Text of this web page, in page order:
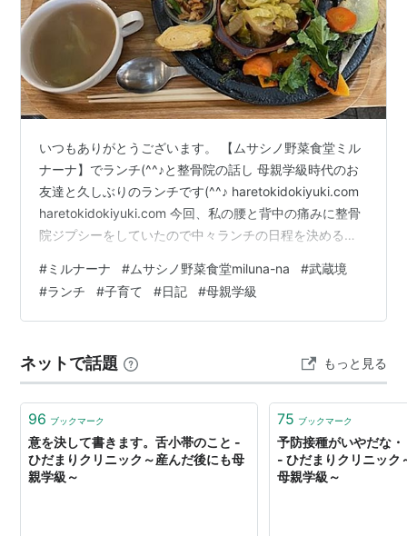
いつもありがとうございます。 【ムサシノ野菜食堂ミル
ナーナ】でランチ(^^♪と整骨院の話し 母親学級時代のお
友達と久しぶりのランチです(^^♪ haretokidokiyuki.com
haretokidokiyuki.com 今回、私の腰と背中の痛みに整骨
院ジプシーをしていたので中々ランチの日程を決める事
いといけない、予約がいつ取れるか分からないので中々
他の予定を入れられないのでこれが結構ストレスじゃな
いですか？ 以前通っていた所は、なんやかんや引っ張ら
ート先のお友達に『○○…
#ミルナーナ #ムサシノ野菜食堂miluna-na #武蔵境
#ランチ #子育て #日記 #母親学級
ネットで話題 もっと見る
96 ブックマーク
意を決して書きます。舌小帯のこと -
ひだまりクリニック～産んだ後にも母
親学級～
75 ブックマーク
予防接種がいやだな
- ひだまりクリニック
母親学級～